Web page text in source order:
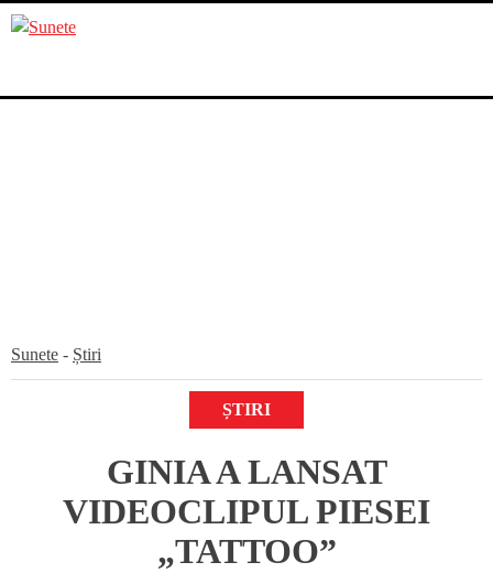
Sunete - Știri
ȘTIRI
GINIA A LANSAT
VIDEOCLIPUL PIESEI
„TATTOO”